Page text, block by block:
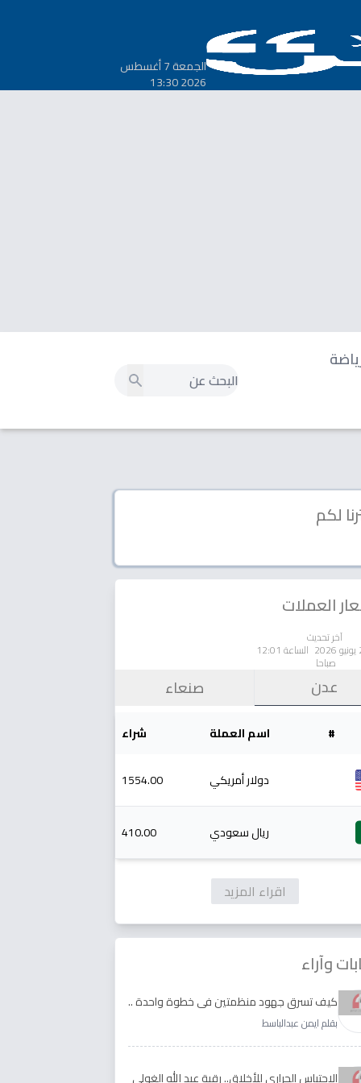
الجمعة 7 أغسطس
2026 13:30
لكم
العملات
آخر تحديث
الساعة 12:01
صباحا
عدن صنعاء
# اسم العملة شراء
دولار أمريكي 1554.00
ريال سعودي 410.00
اقراء المزيد
وآراء
كيف تسرق جهود منظمتين في خطوة واحدة ..
الأجابة لدى رقية عبد الله الغولي وغدير طيره
بقلم ايمن عبدالباسط
الاحتباس الحراري للأخلاق.. رقية عبد الله الغولي